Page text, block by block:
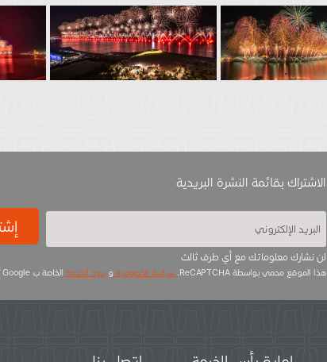
الاشتراك بقائمة النشرة البريدية
لن نشارك معلوماتك مع أي طرف ثالث
هذا الموقع محمي بواسطة ReCAPTCHA. سياسة الخصوصية وبنود الخدمة الخاصة ب Google تتطبق.